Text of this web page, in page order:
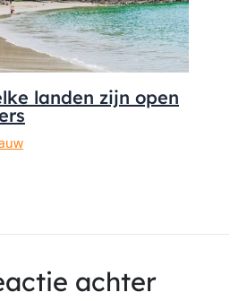
landen zijn open
achter